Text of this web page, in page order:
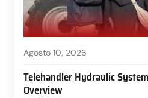
Agosto 10, 2026
Telehandler Hydraulic
Overview